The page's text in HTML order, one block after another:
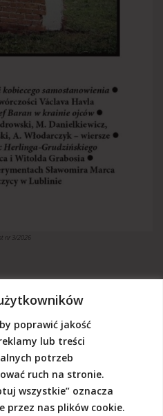
poprawić jakość
lub treści
potrzeb
ruch na stronie.
wszystkie” oznacza
przez nas plików cookie.
nr 3/2026
utrzymujemy się z dotacji
wdzięczni, jeśli zechcą nas
dowolną kwotą.
ul. Grodzka 3, 20-112 Lublin
statutową Wschodniej
pożytku publicznego)